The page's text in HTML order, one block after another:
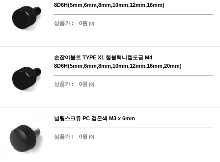
8D6H(5mm,6mm,8mm,10mm,12mm,16mm)
상품가 : 0원 (0)
손잡이볼트 TYPE X1 철블랙니켈도금 M4
8D6H(5mm,6mm,8mm,10mm,12mm,16mm,20mm)
상품가 : 0원 (0)
널링스크류 PC 검은색 M3 x 6mm
상품가 : 0원 (0)